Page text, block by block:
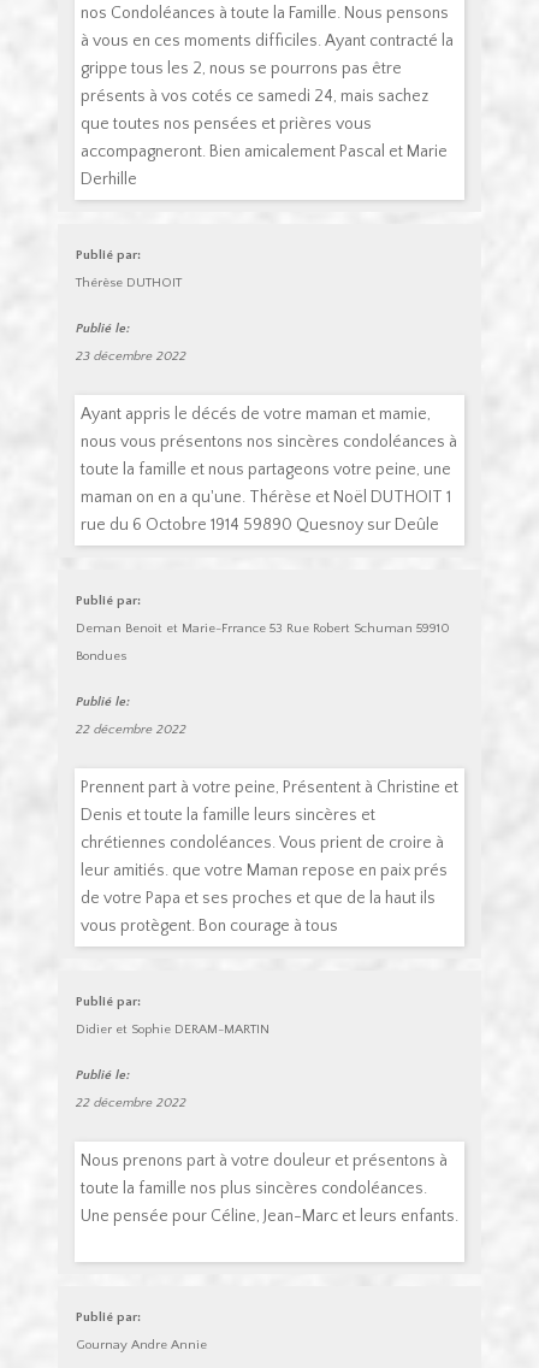
nos Condoléances à toute la Famille. Nous pensons
à vous en ces moments difficiles. Ayant contracté la
grippe tous les 2, nous se pourrons pas être
présents à vos cotés ce samedi 24, mais sachez
que toutes nos pensées et prières vous
accompagneront. Bien amicalement Pascal et Marie
Derhille
Publié par:
Thérèse DUTHOIT
Publié le:
23 décembre 2022
Ayant appris le décés de votre maman et mamie,
nous vous présentons nos sincères condoléances à
toute la famille et nous partageons votre peine, une
maman on en a qu'une. Thérèse et Noël DUTHOIT 1
rue du 6 Octobre 1914 59890 Quesnoy sur Deûle
Publié par:
Deman Benoit et Marie-Frrance 53 Rue Robert Schuman 59910
Bondues
Publié le:
22 décembre 2022
Prennent part à votre peine, Présentent à Christine et
Denis et toute la famille leurs sincères et
chrétiennes condoléances. Vous prient de croire à
leur amitiés. que votre Maman repose en paix prés
de votre Papa et ses proches et que de la haut ils
vous protègent. Bon courage à tous
Publié par:
Didier et Sophie DERAM-MARTIN
Publié le:
22 décembre 2022
Nous prenons part à votre douleur et présentons à
toute la famille nos plus sincères condoléances.
Une pensée pour Céline, Jean-Marc et leurs enfants.
Publié par:
Gournay Andre Annie